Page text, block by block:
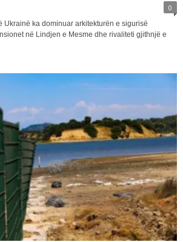
0
Ukrainë ka dominuar arkitekturën e sigurisë
në Lindjen e Mesme dhe rivaliteti gjithnjë e